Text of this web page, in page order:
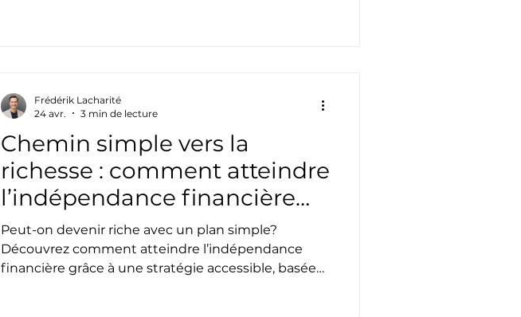
Chemin simple vers la
richesse : comment atteindre
l’indépendance financière
plus vite?
Peut-on devenir riche avec un plan simple?
Découvrez comment atteindre l’indépendance
financière grâce à une stratégie accessible, basée
Frédérik Lacharité
24 avr.
3 min de lecture